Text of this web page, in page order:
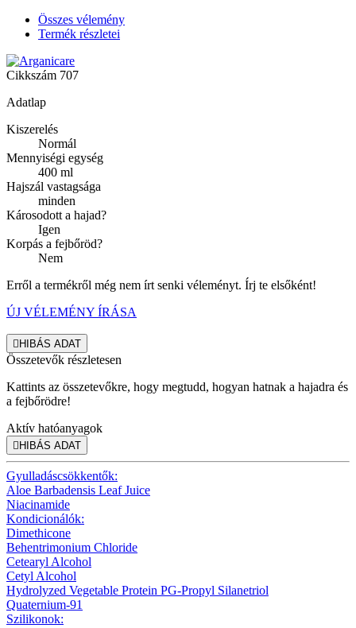
Összes vélemény
Termék részletei
Cikkszám 707
Adatlap
Kiszerelés
Normál
Mennyiségi egység
400 ml
Hajszál vastagsága
minden
Károsodott a hajad?
Igen
Korpás a fejbőröd?
Nem
Erről a termékről még nem írt senki véleményt. Írj te elsőként!
ÚJ VÉLEMÉNY ÍRÁSA
HIBÁS ADAT
Összetevők részletesen
Kattints az összetevőkre, hogy megtudd, hogyan hatnak a hajadra és
a fejbőrödre!
Aktív hatóanyagok
HIBÁS ADAT
Gyulladáscsökkentők:
Aloe Barbadensis Leaf Juice
Niacinamide
Kondicionálók:
Dimethicone
Behentrimonium Chloride
Cetearyl Alcohol
Cetyl Alcohol
Hydrolyzed Vegetable Protein PG-Propyl Silanetriol
Quaternium-91
Szilikonok: